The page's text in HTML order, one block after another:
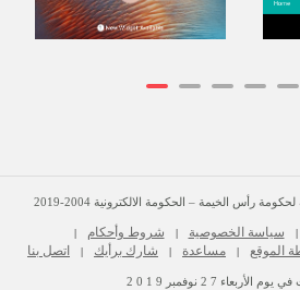
رأس الخيمة – الحكومة الالكترونية 2004-2019
| سياسة الخصوصية | شروط وأحكام |
الموقع | مساعدة | شارك برأيك | اتصل بنا
2 0 1 9 نوفمبر 2 7 الأربعاء في يوم